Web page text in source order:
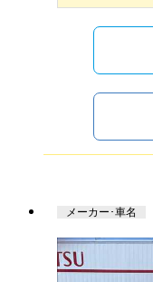
メーカー･車名